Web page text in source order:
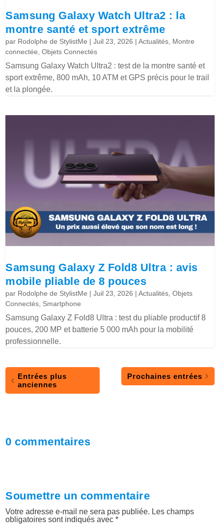
Samsung Galaxy Watch Ultra2 : la
montre santé et sport extrême
par Rodolphe de StylistMe |Juil 23, 2026 |Actualités Montre
connectée ,Objets Connectés
Samsung Galaxy Watch Ultra2 : test de la montre santé et
sport extrême, 800 mAh, 10 ATM et GPS précis pour le trail
et la plongée.
Samsung Galaxy Z Fold8 Ultra : avis
mobile pliable de 8 pouces
par Rodolphe de StylistMe |Juil 23, 2026 |Actualités ,Objets
Connectés Smartphone
Samsung Galaxy Z Fold8 Ultra : test du pliable productif 8
pouces, 200 MP et batterie 5 000 mAh pour la mobilité
professionnelle.
Entrées plus
anciennes
Prochaines entrées
0 commentaires
Soumettre un commentaire
Votre adresse e-mail ne sera pas publiée. Les champs
obligatoires sont indiqués avec*